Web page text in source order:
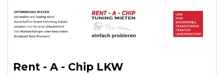
Rent - A - Chip LKW